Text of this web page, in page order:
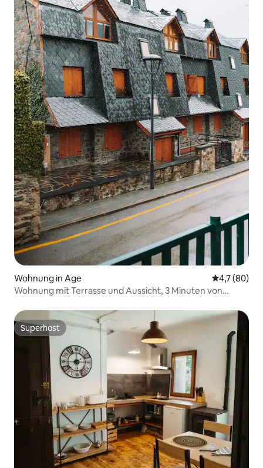
Wohnung in Age
4,7 (80)
Wohnung mit Terrasse und Aussicht, 3 Minuten von
Superhost
Superhost